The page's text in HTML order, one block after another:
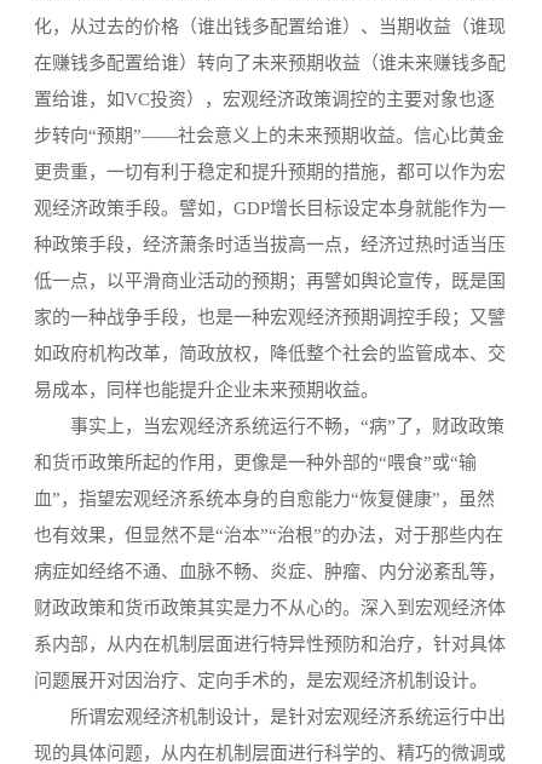
化，从过去的价格（谁出钱多配置给谁）、当期收益（谁现
在赚钱多配置给谁）转向了未来预期收益（谁未来赚钱多配
置给谁，如VC投资），宏观经济政策调控的主要对象也逐
步转向“预期”——社会意义上的未来预期收益。信心比黄金
更贵重，一切有利于稳定和提升预期的措施，都可以作为宏
观经济政策手段。譬如，GDP增长目标设定本身就能作为一
种政策手段，经济萧条时适当拔高一点，经济过热时适当压
低一点，以平滑商业活动的预期；再譬如舆论宣传，既是国
家的一种战争手段，也是一种宏观经济预期调控手段；又譬
如政府机构改革，简政放权，降低整个社会的监管成本、交
易成本，同样也能提升企业未来预期收益。
事实上，当宏观经济系统运行不畅，“病”了，财政政策
和货币政策所起的作用，更像是一种外部的“喂食”或“输
血”，指望宏观经济系统本身的自愈能力“恢复健康”，虽然
也有效果，但显然不是“治本”“治根”的办法，对于那些内在
病症如经络不通、血脉不畅、炎症、肿瘤、内分泌紊乱等，
财政政策和货币政策其实是力不从心的。深入到宏观经济体
系内部，从内在机制层面进行特异性预防和治疗，针对具体
问题展开对因治疗、定向手术的，是宏观经济机制设计。
所谓宏观经济机制设计，是针对宏观经济系统运行中出
现的具体问题，从内在机制层面进行科学的、精巧的微调或